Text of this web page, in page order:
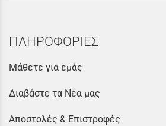
ΠΛΗΡΟΦΟΡΙΕΣ
Μάθετε για εμάς
Διαβάστε τα Νέα μας
Αποστολές & Επιστροφές